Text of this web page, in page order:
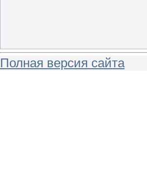
Полная версия сайта